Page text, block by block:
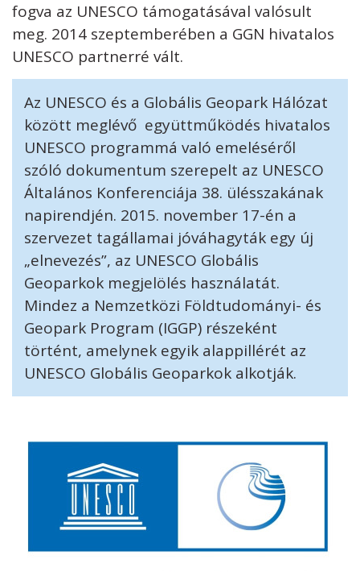
fogva az UNESCO támogatásával valósult
meg. 2014 szeptemberében a GGN hivatalos
UNESCO partnerré vált.
Az UNESCO és a Globális Geopark Hálózat
között meglévő együttműködés hivatalos
UNESCO programmá való emeléséről
szóló dokumentum szerepelt az UNESCO
Általános Konferenciája 38. ülésszakának
napirendjén. 2015. november 17-én a
szervezet tagállamai jóváhagyták egy új
„elnevezés”, az UNESCO Globális
Geoparkok megjelölés használatát.
Mindez a Nemzetközi Földtudományi- és
Geopark Program (IGGP) részeként
történt, amelynek egyik alappillérét az
UNESCO Globális Geoparkok alkotják.